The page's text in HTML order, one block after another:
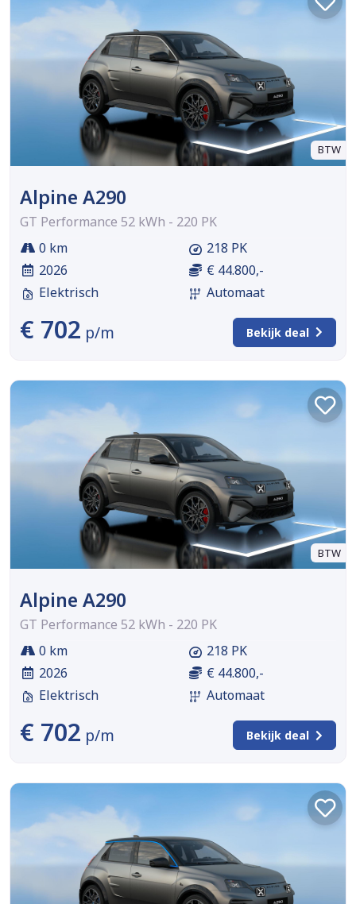
BTW
Alpine A290
GT Performance 52 kWh - 220 PK
0 km
2026
Elektrisch
218 PK
€ 44.800,-
Automaat
€ 702 p/m Bekijk deal
BTW
Alpine A290
GT Performance 52 kWh - 220 PK
0 km
2026
Elektrisch
218 PK
€ 44.800,-
Automaat
€ 702 p/m Bekijk deal